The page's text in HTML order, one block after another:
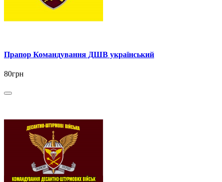
Прапор Командування ДШВ український
80грн